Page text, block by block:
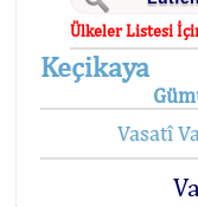
Ülkeler Listesi
Keçikaya
Vasatî